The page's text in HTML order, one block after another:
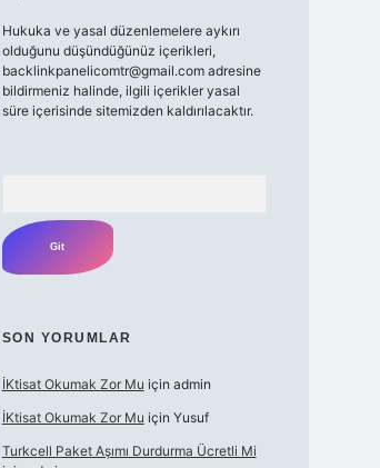
Hukuka ve yasal düzenlemelere aykırı
olduğunu düşündüğünüz içerikleri,
backlinkpanelicomtr@gmail.comadresine
bildirmeniz halinde, ilgili içerikler yasal
süre içerisinde sitemizden kaldırılacaktır.
SON YORUMLAR
İKtisat Okumak Zor Mu için admin
İKtisat Okumak Zor Mu için Yusuf
Turkcell Paket Aşımı Durdurma Ücretli Mi